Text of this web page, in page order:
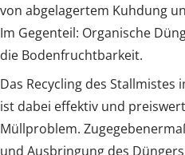
von abgelagertem Kuhdung
Im Gegenteil: Organische
die Bodenfruchtbarkeit.
Das Recycling des
ist dabei effektiv und
Müllproblem.
und Ausbringung des